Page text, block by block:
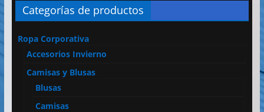
Categorías de productos
Ropa Corporativa
Accesorios Invierno
Camisas y Blusas
Blusas
Camisas